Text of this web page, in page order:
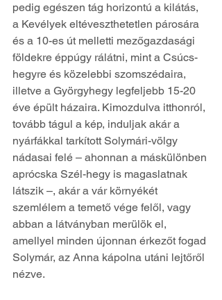
pedig egészen tág horizontú a kilátás,
a Kevélyek eltéveszthetetlen párosára
és a 10-es út melletti mezőgazdasági
földekre éppúgy rálátni, mint a Csúcs-
hegyre és közelebbi szomszédaira,
illetve a Györgyhegy legfeljebb 15-20
éve épült házaira. Kimozdulva itthonról,
tovább tágul a kép, induljak akár a
nyárfákkal tarkított Solymári-völgy
nádasai felé – ahonnan a máskülönben
aprócska Szél-hegy is magaslatnak
látszik –, akár a vár környékét
szemlélem a temető vége felől, vagy
abban a látványban merülök el,
amellyel minden újonnan érkezőt fogad
Solymár, az Anna kápolna utáni lejtőről
nézve.